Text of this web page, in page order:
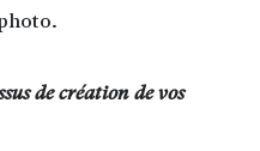
de création de vos